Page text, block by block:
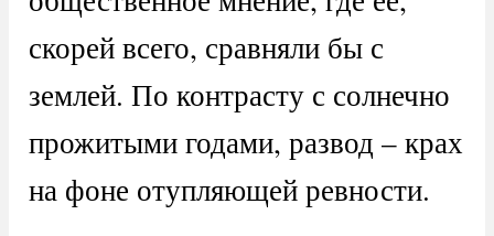
скорей всего, сравняли бы с
землей. По контрасту с солнечно
прожитыми годами, развод – крах
на фоне отупляющей ревности.